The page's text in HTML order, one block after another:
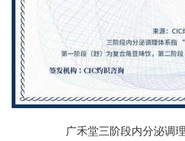
广禾堂三阶段内分泌调